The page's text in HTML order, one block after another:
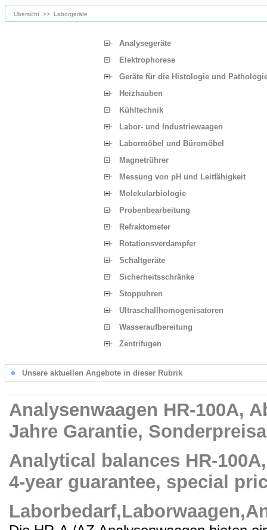
Übersicht >> Laborgeräte
Analysegeräte
Elektrophorese
Geräte für die Histologie und
Heizhauben
Kühltechnik
Labor- und Industriewaagen
Labormöbel und Büromöbel
Magnetrührer
Messung von pH und Leitfähigkeit
Molekularbiologie
Probenbearbeitung
Refraktometer
Rotationsverdampfer
Schaltgeräte
Sicherheitsschränke
Stoppuhren
Ultraschallhomogenisatoren
Wasseraufbereitung
Zentrifugen
Unsere aktuellen Angebote in dieser Rubrik
Analysenwaagen HR-100A,
Jahre Garantie,
Analytical balances HR-
4-year guarantee, special